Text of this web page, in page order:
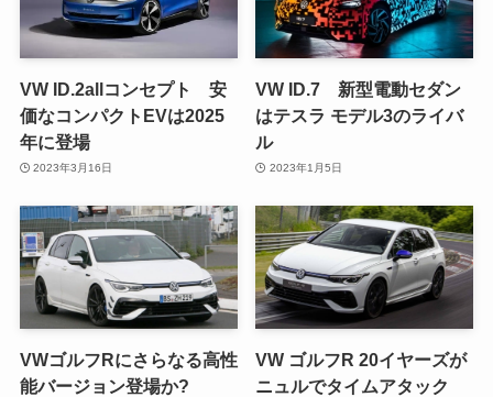
VW ID.2allコンセプト 安
価なコンパクトEVは2025
年に登場
2023年3月16日
VW ID.7 新型電動セダン
はテスラ モデル3のライバ
ル
2023年1月5日
VWゴルフRにさらなる高性
能バージョン登場か?
VW ゴルフR 20イヤーズが
ニュルでタイムアタック